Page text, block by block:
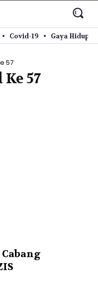
Covid-19 Gaya Hidup
57
57